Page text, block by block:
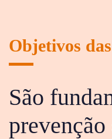
Objetivos
São